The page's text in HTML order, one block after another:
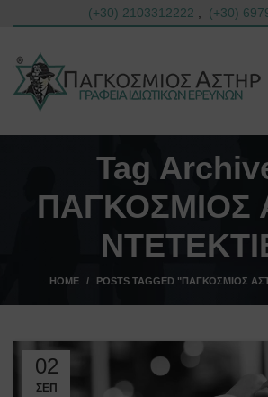
(+30) 2103312222 (+30)
Tag
ΠΑΓΚΟΣΜΙΟΣ
HOME POSTS TAGGED "ΠΑΓΚΟΣΜΙΟΣ
02
ΣΕΠ